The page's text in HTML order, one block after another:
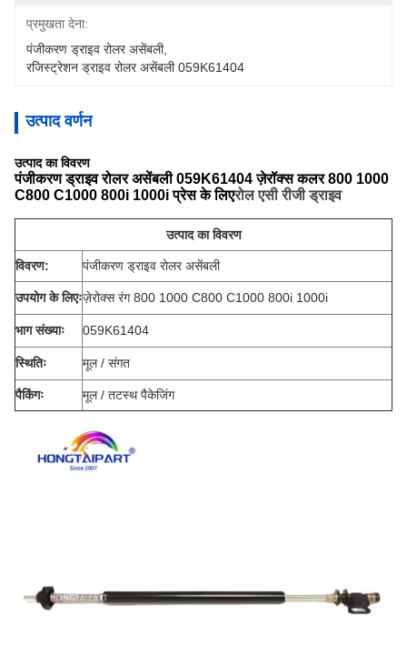
प्रमुखता देना:
पंजीकरण ड्राइव रोलर असेंबली,
रजिस्ट्रेशन ड्राइव रोलर असेंबली 059K61404
उत्पाद वर्णन
उत्पाद का विवरण
पंजीकरण ड्राइव रोलर असेंबली 059K61404 ज़ेरॉक्स कलर 800 1000
C800 C1000 800i 1000i प्रेस के लिएरोल एसी रीजी ड्राइव
उत्पाद का विवरण
विवरण: पंजीकरण ड्राइव रोलर असेंबली
उपयोग के लिएःज़ेरोक्स रंग 800 1000 C800 C1000 800i 1000i
भाग संख्याः 059K61404
स्थितिः मूल / संगत
पैकिंगः मूल / तटस्थ पैकेजिंग